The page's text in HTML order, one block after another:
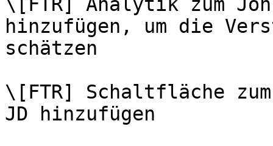
hinzufügen, um die
schätzen
\[FTR] Schaltfläche
JD hinzufügen